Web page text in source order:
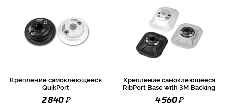
Крепление самоклеющееся
QuikPort
2 840₽
Крепление самоклеющееся
RibPort Base with 3M Backing
4 560₽